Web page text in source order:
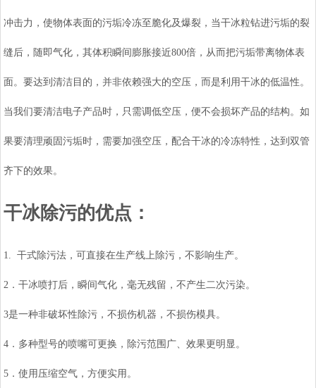
冲击力，使物体表面的污垢冷冻至脆化及爆裂，当干冰粒钻进污垢的裂
缝后，随即气化，其体积瞬间膨胀接近800倍，从而把污垢带离物体表
面。要达到清洁目的，并非依赖强大的空压，而是利用干冰的低温性。
当我们要清洁电子产品时，只需调低空压，便不会损坏产品的结构。如
果要清理顽固污垢时，需要加强空压，配合干冰的冷冻特性，达到双管
齐下的效果。
干冰除污的优点：
1. 干式除污法，可直接在生产线上除污，不影响生产。
2．干冰喷打后，瞬间气化，毫无残留，不产生二次污染。
3是一种非破坏性除污，不损伤机器，不损伤模具。
4．多种型号的喷嘴可更换，除污范围广、效果更明显。
5．使用压缩空气，方便实用。